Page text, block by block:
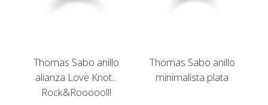
Thomas Sabo anillo
alianza Love Knot...
Rock&Roooooll!
Thomas Sabo anillo
minimalista plata